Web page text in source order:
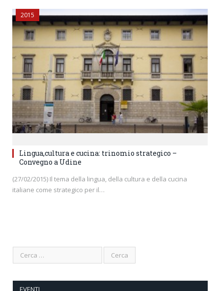
2015
Lingua,cultura e cucina: trinomio strategico –
Convegno a Udine
(27/02/2015) Il tema della lingua, della cultura e della cucina
italiane come strategico per il…
EVENTI